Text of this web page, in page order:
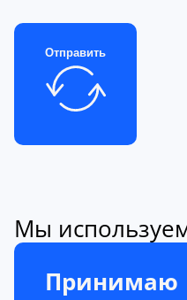
Отправить
Мы
Принимаю